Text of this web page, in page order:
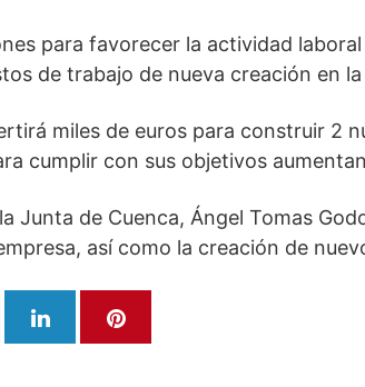
para favorecer la actividad
de trabajo de nueva creación en
miles de euros para construir 2
cumplir con sus objetivos
Junta de Cuenca, Ángel Tomas
así como la creación de